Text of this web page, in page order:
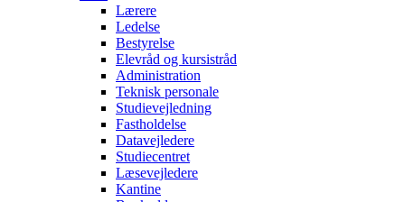
Lærere
Ledelse
Bestyrelse
Elevråd og kursistråd
Administration
Teknisk personale
Studievejledning
Fastholdelse
Datavejledere
Studiecentret
Læsevejledere
Kantine